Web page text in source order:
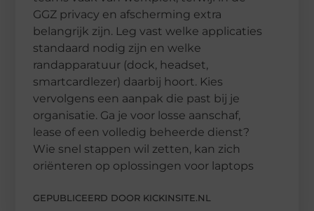
GGZ privacy en afscherming extra
belangrijk zijn. Leg vast welke applicaties
standaard nodig zijn en welke
randapparatuur (dock, headset,
smartcardlezer) daarbij hoort. Kies
vervolgens een aanpak die past bij je
organisatie. Ga je voor losse aanschaf,
lease of een volledig beheerde dienst?
Wie snel stappen wil zetten, kan zich
oriënteren op oplossingen voor laptops
GEPUBLICEERD DOOR KICKINSITE.NL